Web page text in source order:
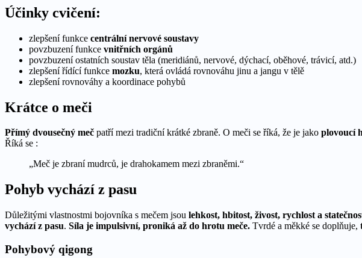
Účinky cvičení:
zlepšení funkce centrální nervové soustavy
povzbuzení funkce vnitřních orgánů
povzbuzení ostatních soustav těla (meridiánů, nervové, dýchací, oběhové, trávicí, atd.)
zlepšení řídící funkce mozku, která ovládá rovnováhu jinu a jangu v tělě
zlepšení rovnováhy a koordinace pohybů
Krátce o meči
Přímý dvousečný meč patří mezi tradiční krátké zbraně. O meči se říká, že je jako plovoucí
Říká se :
„Meč je zbraní mudrců, je drahokamem mezi zbraněmi.“
Pohyb vychází z pasu
Důležitými vlastnostmi bojovníka s mečem jsou lehkost, hbitost, živost, rychlost a
vychází z pasu. Síla je impulsivní, proniká až do hrotu meče. Tvrdé a měkké se doplňuje,
Pohybový qigong